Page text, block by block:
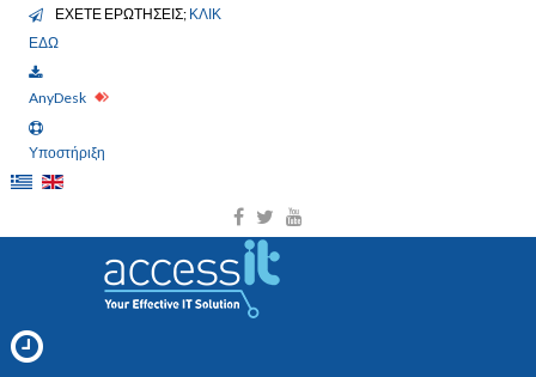
ΕΧΕΤΕ ΕΡΩΤΗΣΕΙΣ; ΚΛΙΚ
ΕΔΩ
AnyDesk
Υποστήριξη